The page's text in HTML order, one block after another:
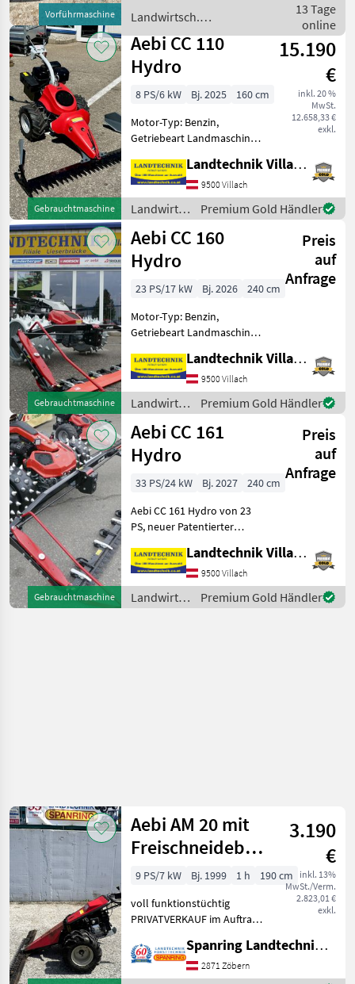
Vorführmaschine
auf Knopfdruck sind dank
Bo
Landwirtsch.
Motorfahrzeuge / Aebi
13 Tage
online
Gebrauchtmaschine
Aebi CC 110
Hydro
15.190
€
inkl. 20 %
MwSt.
12.658,33 €
exkl.
8 PS/6 kW Bj. 2025
160 cm
Motor-Typ: Benzin,
Getriebeart Landmaschine:
Zylinderanzahl: 1 Zylinder,
Fingerbalken, Ölkühler,
Lenkhebellenkung Aebi
Motormäher CC 110 Hydro,
mit 8 P
Landtechnik Villach GmbH
9500 Villach
Landwirtsch.
Motorfahrzeuge
/ Aebi
Premium Gold Händler
Gebrauchtmaschine
Aebi CC 160
Hydro
Preis
auf
Anfrage
23 PS/17 kW Bj. 2026
240 cm
Motor-Typ: Benzin,
Getriebeart Landmaschine:
Zylinderanzahl: 2 Zylinder,
Doppelmesser,
Lenkbremse,
Stachelwalzen, E-Starter
Aebi Motormäher CC 160
mit 2
Landtechnik Villach GmbH
9500 Villach
Landwirtsch.
Motorfahrzeuge
/ Aebi
Premium Gold Händler
Gebrauchtmaschine
Aebi CC 161
Hydro
Preis
auf
Anfrage
33 PS/24 kW Bj. 2027
240 cm
Aebi CC 161 Hydro von 23
PS, neuer Patentierter
Achsverschiebung 30 cm, 2
stufige Lenkerverstellung,
mit Display und
elektrischer Lenkung,
Landtechnik Villach GmbH
9500 Villach
Landwirtsch.
Motorfahrzeuge
Premium Gold Händler
Aebi AM 20 mit
Freischneidebalken
1,90 und
Ökomulcher
3.190
€
inkl. 13%
MwSt./Verm.
2.823,01 €
exkl.
9 PS/7 kW Bj. 1999 1 h
190 cm
voll funktionstüchtig
PRIVATVERKAUF im Auftrag
Motorfahrzeuge
Motormäher/-fräsen
Spanring Landtechnik Gmbh
2871 Zöbern